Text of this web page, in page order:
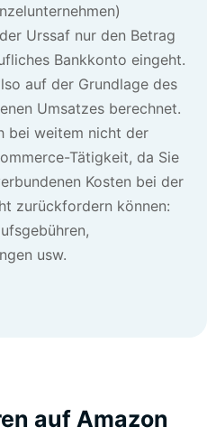
Urssaf nur den Betrag
Bankkonto eingeht.
auf der Grundlage des
Umsatzes berechnet.
bei weitem nicht der
Tätigkeit, da Sie
Kosten bei der
zurückfordern können:
usw.
auf Amazon